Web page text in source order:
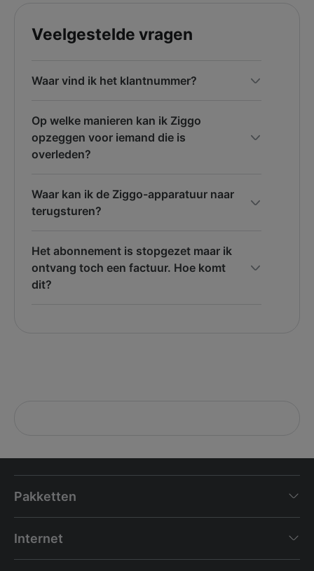
Veelgestelde vragen
Waar vind ik het klantnummer?
Op welke manieren kan ik Ziggo
opzeggen voor iemand die is
overleden?
Waar kan ik de Ziggo-apparatuur naar
terugsturen?
Het abonnement is stopgezet maar ik
ontvang toch een factuur. Hoe komt
dit?
Pakketten
Internet